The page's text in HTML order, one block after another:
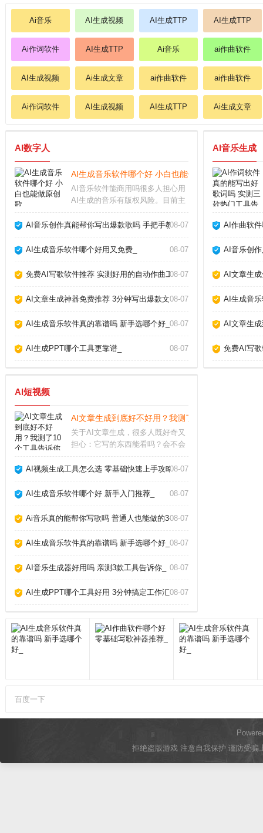
Ai音乐 AI生成视频 AI生成TTP AI生成TTP
Ai作词软件 AI生成TTP Ai音乐 ai作曲软件
AI生成视频 Ai生成文章 ai作曲软件 ai作曲软件
Ai作词软件 AI生成视频 AI生成TTP Ai生成文章
AI数字人
AI生成音乐软件哪个好 小白也能做原创歌_
AI音乐软件能商用吗很多人担心用
AI生成的音乐有版权风险。目前主
Udio，都允许付费用户将生成的音
能个人使用。不同平台的具体条款
AI音乐创作真能帮你写出爆款歌吗 手把手教你玩转AI作歌_
08-07
AI生成音乐软件哪个好用又免费_ 08-07
免费AI写歌软件推荐 实测好用的自动作曲工具_
08-07
AI文章生成神器免费推荐 3分钟写出爆款文章_
08-07
AI生成音乐软件真的靠谱吗 新手选哪个好_ 08-07
AI生成PPT哪个工具更靠谱_ 08-07
AI音乐生成
AI作曲软
AI音乐创
AI文章生
AI生成音
AI文章生
免费AI写
AI短视频
AI文章生成到底好不好用？我测了10个工具告诉你真
关于AI文章生成，很多人既好奇又
担心：它写的东西能看吗？会不会
使用，我实测了市面上主流工具，
能大幅提升写作效率。关键在于理
AI视频生成工具怎么选 零基础快速上手攻略_08-07
AI生成音乐软件哪个好 新手入门推荐_ 08-07
Ai音乐真的能帮你写歌吗 普通人也能做的3个神器_
08-07
AI生成音乐软件真的靠谱吗 新手选哪个好_ 08-07
AI音乐生成器好用吗 亲测3款工具告诉你_ 08-07
AI生成PPT哪个工具好用 3分钟搞定工作汇报_
08-07
百度一下
拒绝盗版游戏 注意自我保护 谨防受